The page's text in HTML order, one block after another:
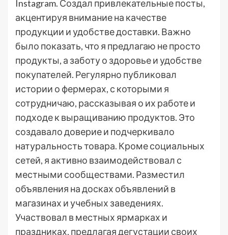
Instagram. Создал привлекательные посты,
акцентируя внимание на качестве
продукции и удобстве доставки. Важно
было показать, что я предлагаю не просто
продукты, а заботу о здоровье и удобстве
покупателей. Регулярно публиковал
истории о фермерах, с которыми я
сотрудничаю, рассказывая о их работе и
подходе к выращиванию продуктов. Это
создавало доверие и подчеркивало
натуральность товара. Кроме социальных
сетей, я активно взаимодействовал с
местными сообществами. Разместил
объявления на досках объявлений в
магазинах и учебных заведениях.
Участвовал в местных ярмарках и
праздниках, предлагая дегустации своих